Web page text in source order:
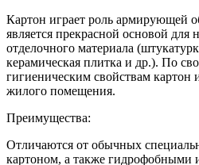
Картон играет роль армирующей
является прекрасной основой для
отделочного материала
керамическая плитка и др.). По
гигиеническим свойствам картон
жилого помещения.
Преимущества:
Отличаются от обычных
картоном, а также гидрофобными